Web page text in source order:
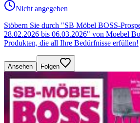
Nicht angegeben
Stöbern Sie durch "SB Möbel BOSS-
28.02.2026 bis 06.03.2026" von Moebel
Produkten, die all Ihre Bedürfnisse erfüllen!
Ansehen Folgen